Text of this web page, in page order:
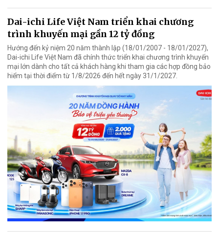
Dai-ichi Life Việt Nam triển khai chương
trình khuyến mại gần 12 tỷ đồng
Hướng đến kỷ niệm 20 năm thành lập (18/01/2007 - 18/01/2027),
Dai-ichi Life Việt Nam đã chính thức triển khai chương trình khuyến
mại lớn dành cho tất cả khách hàng khi tham gia các hợp đồng bảo
hiểm tại thời điểm từ 1/8/2026 đến hết ngày 31/1/2027.